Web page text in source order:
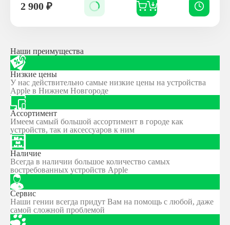
2 900 ₽
Наши преимущества
Низкие цены
У нас действительно самые низкие цены на устройства
Apple в Нижнем Новгороде
Ассортимент
Имеем самый большой ассортимент в городе как
устройств, так и аксессуаров к ним
Наличие
Всегда в наличии большое количество самых
востребованных устройств Apple
Сервис
Наши гении всегда придут Вам на помощь с любой, даже
самой сложной проблемой